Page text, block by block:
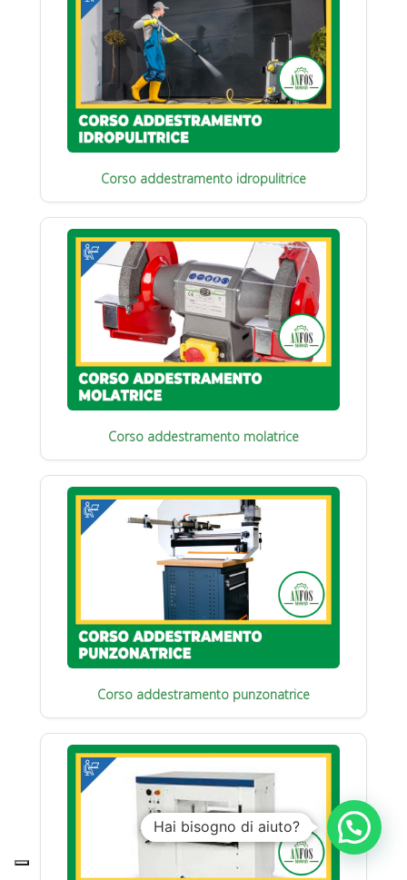
Corso addestramento idropulitrice
Corso addestramento molatrice
Corso addestramento punzonatrice
Hai bisogno di aiuto?